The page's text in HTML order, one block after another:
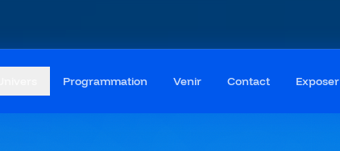
Programmation Venir Contact Exposer